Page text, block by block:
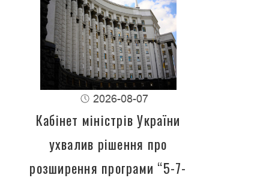
2026-08-07
Кабінет міністрів України
ухвалив рішення про
розширення програми “5-7-